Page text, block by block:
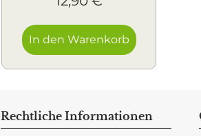
In den Warenkorb
Rechtliche Informationen